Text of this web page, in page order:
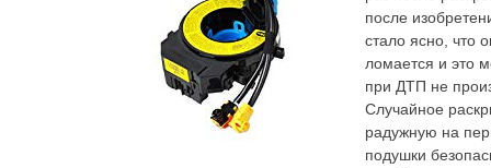
после
стало ясно, что
ломается и это
при ДТП не
Случайное
радужную на
подушки